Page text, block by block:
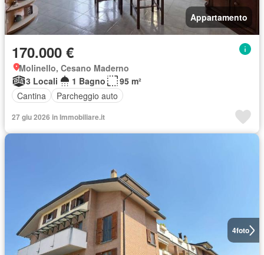
Appartamento
170.000 €
Molinello, Cesano Maderno
3 Locali
1 Bagno
95 m²
Cantina
Parcheggio auto
27 giu 2026 in Immobiliare.it
4foto